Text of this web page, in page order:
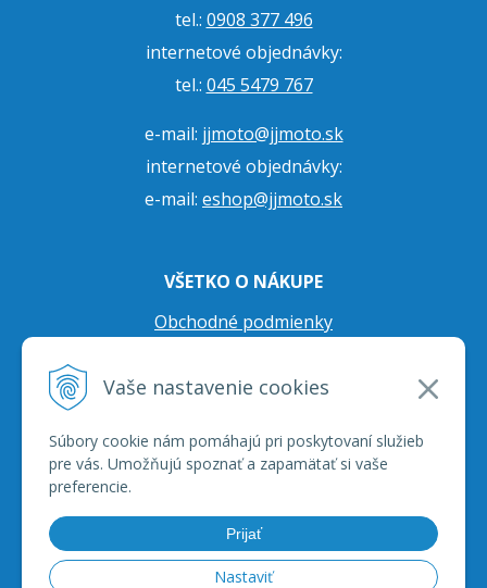
Vaše nastavenie cookies
Súbory cookie nám pomáhajú pri poskytovaní služieb
pre vás. Umožňujú spoznať a zapamätať si vaše
preferencie.
Prijať
Nastaviť
tel.: 0908 377 496
internetové objednávky:
tel.: 045 5479 767
e-mail: jjmoto@jjmoto.sk
internetové objednávky:
e-mail: eshop@jjmoto.sk
VŠETKO O NÁKUPE
Obchodné podmienky
Prepravné podmienky